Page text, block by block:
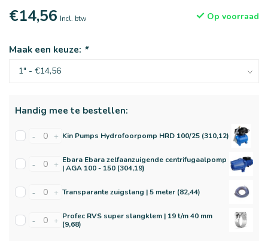
€14,56 Incl. btw Op voorraad
Maak een keuze: *
Handig mee te bestellen:
- + Kin Pumps Hydrofoorpomp HRD 100/25 (310,12)
- + Ebara Ebara zelfaanzuigende centrifugaalpomp
| AGA 100 - 150 (304,19)
- + Transparante zuigslang | 5 meter (82,44)
- + Profec RVS super slangklem | 19 t/m 40 mm
(9,68)